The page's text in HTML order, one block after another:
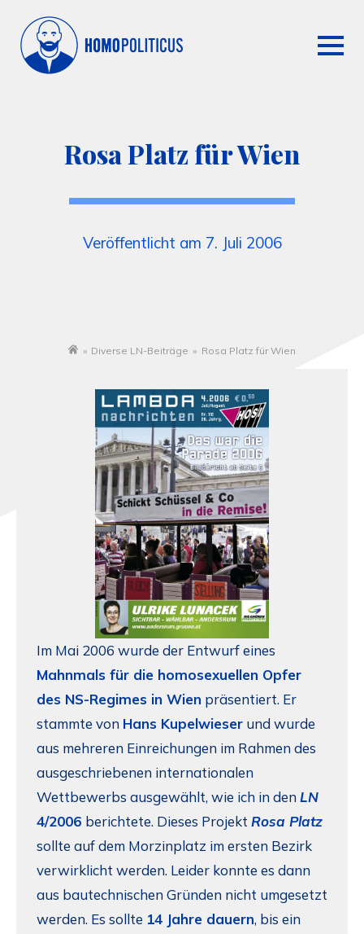
Rosa Platz für Wien
Veröffentlicht am 7. Juli 2006
» Diverse LN-Beiträge » Rosa Platz für Wien
Im Mai 2006 wurde der Entwurf eines
Mahnmals für die homosexuellen Opfer
des NS-Regimes in Wien präsentiert. Er
stammte von Hans Kupelwieser und wurde
aus mehreren Einreichungen im Rahmen des
ausgeschriebenen internationalen
Wettbewerbs ausgewählt, wie ich in den LN
4/2006 berichtete. Dieses Projekt Rosa Platz
sollte auf dem Morzinplatz im ersten Bezirk
verwirklicht werden. Leider konnte es dann
aus bautechnischen Gründen nicht umgesetzt
werden. Es sollte 14 Jahre dauern, bis ein